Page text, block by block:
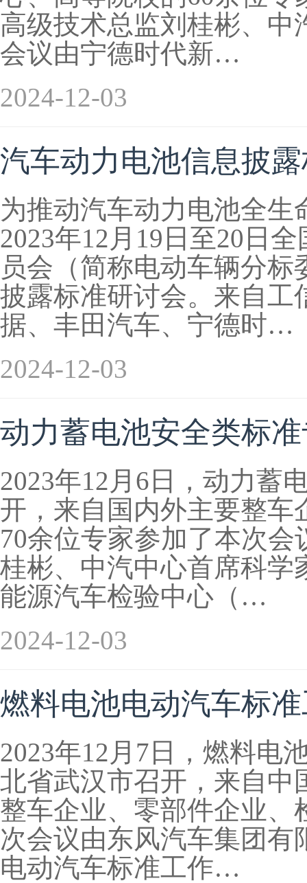
高级技术总监刘桂彬、中
会议由宁德时代新…
2024-12-03
汽车动力电池信息披
为推动汽车动力电池全
2023年12月19日至20日
员会（简称电动车辆分
披露标准研讨会。来自工
据、丰田汽车、宁德时…
2024-12-03
动力蓄电池安全类标
2023年12月6日，动力蓄
开，来自国内外主要整车
70余位专家参加了本次
桂彬、中汽中心首席科学
能源汽车检验中心（…
2024-12-03
燃料电池电动汽车标
2023年12月7日，燃料电
北省武汉市召开，来自中
整车企业、零部件企业、
次会议由东风汽车集团
电动汽车标准工作…